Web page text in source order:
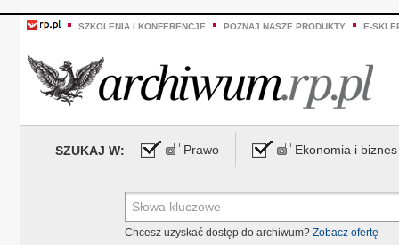
SZKOLENIA I KONFERENCJE POZNAJ NASZE PRODUKTY E-
SZUKAJ W: Prawo Ekonomia i biznes
Chcesz uzyskać dostęp do archiwum? Zobacz ofertę